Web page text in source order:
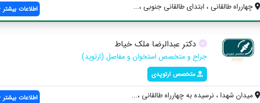
چهارراه طالقانی ، ابتدای طالقانی جنوبی ،... اطلاعات بیشتر
دکتر عبدالرضا ملک خیاط
جراح و متخصص استخوان و مفاصل (ارتوپد)
متخصص ارتوپدی
ميدان شهدا ، نرسیده به چهارراه طالقانی ،... اطلاعات بیشتر